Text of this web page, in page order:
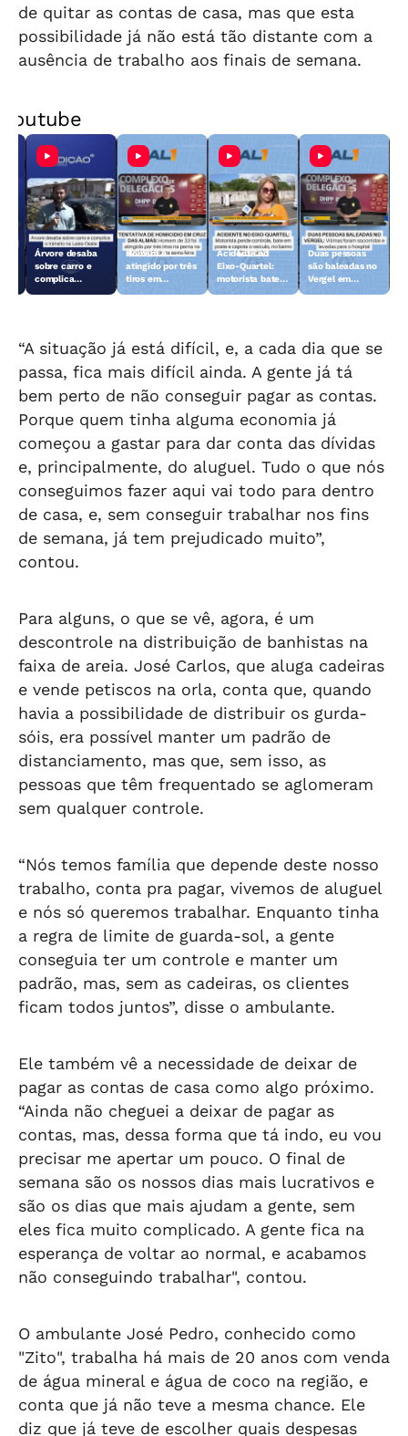
de quitar as contas de casa, mas que esta
possibilidade já não está tão distante com a
ausência de trabalho aos finais de semana.
Árvore desaba
sobre carro e
complica
Homem é
atingido por três
tiros em
Maceió
Acidente no
Eixo-Quartel:
motorista bate
Duas pessoas
são baleadas no
Vergel em
“A situação já está difícil, e, a cada dia que se
passa, fica mais difícil ainda. A gente já tá
bem perto de não conseguir pagar as contas.
Porque quem tinha alguma economia já
começou a gastar para dar conta das dívidas
e, principalmente, do aluguel. Tudo o que nós
conseguimos fazer aqui vai todo para dentro
de casa, e, sem conseguir trabalhar nos fins
de semana, já tem prejudicado muito”,
contou.
Para alguns, o que se vê, agora, é um
descontrole na distribuição de banhistas na
faixa de areia. José Carlos, que aluga cadeiras
e vende petiscos na orla, conta que, quando
havia a possibilidade de distribuir os gurda-
sóis, era possível manter um padrão de
distanciamento, mas que, sem isso, as
pessoas que têm frequentado se aglomeram
sem qualquer controle.
“Nós temos família que depende deste nosso
trabalho, conta pra pagar, vivemos de aluguel
e nós só queremos trabalhar. Enquanto tinha
a regra de limite de guarda-sol, a gente
conseguia ter um controle e manter um
padrão, mas, sem as cadeiras, os clientes
ficam todos juntos”, disse o ambulante.
Ele também vê a necessidade de deixar de
pagar as contas de casa como algo próximo.
“Ainda não cheguei a deixar de pagar as
contas, mas, dessa forma que tá indo, eu vou
precisar me apertar um pouco. O final de
semana são os nossos dias mais lucrativos e
são os dias que mais ajudam a gente, sem
eles fica muito complicado. A gente fica na
esperança de voltar ao normal, e acabamos
não conseguindo trabalhar", contou.
O ambulante José Pedro, conhecido como
"Zito", trabalha há mais de 20 anos com venda
de água mineral e água de coco na região, e
conta que já não teve a mesma chance. Ele
diz que já teve de escolher quais despesas